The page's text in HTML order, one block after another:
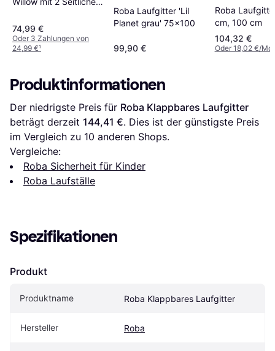
Spielraum inkl
Transporttasche 127 x
187 cm
74,99 €
Oder 3 Zahlungen von
24,99 €¹
Roba Laufgitter 'Lil
Planet grau' 75x100
99,90 €
Roba
cm, 100 cm
104,32 €
Oder 18,02 €/
Produktinformationen
Der niedrigste Preis für Roba Klappbares Laufgitter
beträgt derzeit 144,41 €. Dies ist der günstigste Preis
im Vergleich zu 10 anderen Shops.
Vergleiche:
Roba Sicherheit für Kinder
Roba Laufställe
Spezifikationen
Produkt
Produktname Roba Klappbares Laufgitter
Hersteller Roba